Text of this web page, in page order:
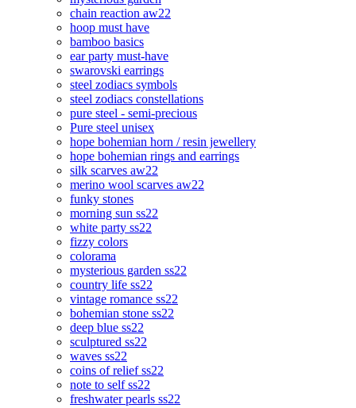
chain reaction aw22
hoop must have
bamboo basics
ear party must-have
swarovski earrings
steel zodiacs symbols
steel zodiacs constellations
pure steel - semi-precious
Pure steel unisex
hope bohemian horn / resin jewellery
hope bohemian rings and earrings
silk scarves aw22
merino wool scarves aw22
funky stones
morning sun ss22
white party ss22
fizzy colors
colorama
mysterious garden ss22
country life ss22
vintage romance ss22
bohemian stone ss22
deep blue ss22
sculptured ss22
waves ss22
coins of relief ss22
note to self ss22
freshwater pearls ss22